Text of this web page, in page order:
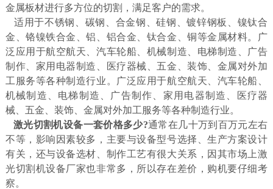
金属板材进行多方位的切割，满足客户的需求。
适用于不锈钢、碳钢、合金钢、硅钢、镀锌钢板、镍钛合
金、铬镍铁合金、铝、铝合金、钛合金、铜等金属材料。广
泛应用于航空航天、汽车轮船、机械制造、电梯制造、广告
制作、家用电器制造、医疗器械、五金、装饰、金属对外加
工服务等各种制造行业。广泛应用于航空航天、汽车轮船、
机械制造、电梯制造、广告制作、家用电器制造、医疗器
械、五金、装饰、金属对外加工服务等各种制造行业。
激光切割机设备一套价格多少?通常在几十万到百万元左右
不等，影响因素较多，主要与设备型号选择、生产方案设计
有关，还与设备选材、制作工艺有很大关系，因其市场上激
光切割机设备厂家也非常多，所以存在差价，购机要仔细考
察。